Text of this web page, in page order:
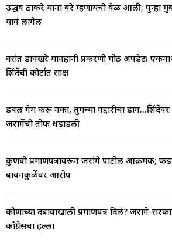
उद्धव ठाकरे यांना बरे म्हणायची वेळ आली; पुन्हा
यावं लागेल
वसंत डावखरे मानहानी प्रकरणी मोठी अपडेट!
शिंदेंची कोर्टात साक्ष
डबल गेम करू नका, तुमच्या गद्दारीचा डाग...शिंदेंवर
जरांगेंची तोफ धडाडली
कुणबी प्रमाणपत्रावरून जरांगे पाटील आक्रमक;
बावनकुळेंवर आरोप
कोणाच्या दबावाखाली प्रमाणपत्र दिलं? जरांगे-
काँग्रेसचा हल्ला